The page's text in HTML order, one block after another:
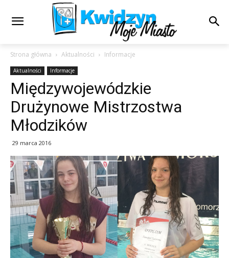
Strona główna Aktualności Informacje
Aktualności Informacje
Międzywojewódzkie
Drużynowe Mistrzostwa
Młodzików
29 marca 2016